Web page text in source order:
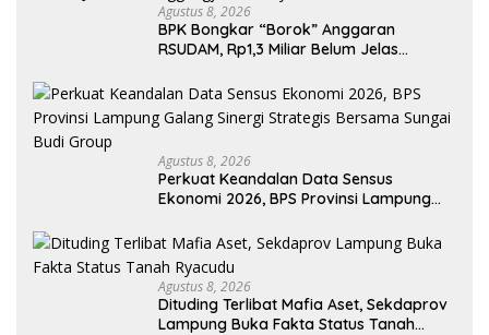
Agustus 8, 2026
BPK Bongkar “Borok” Anggaran
RSUDAM, Rp1,3 Miliar Belum Jelas
Agustus 8, 2026
Perkuat Keandalan Data Sensus
Ekonomi 2026, BPS Provinsi Lampung
Sungai Budi Group
Agustus 8, 2026
Dituding Terlibat Mafia Aset, Sekdaprov
Lampung Buka Fakta Status Tanah